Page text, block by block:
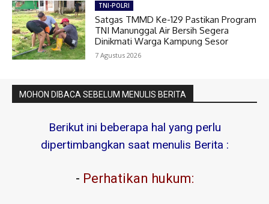
TNI-POLRI
Satgas TMMD Ke-129 Pastikan Program
TNI Manunggal Air Bersih Segera
Dinikmati Warga Kampung Sesor
7 Agustus 2026
MOHON DIBACA SEBELUM MENULIS BERITA
Berikut ini beberapa hal yang perlu
dipertimbangkan saat menulis Berita :
- Perhatikan hukum: